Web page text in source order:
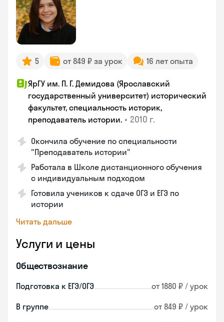
5 от 849 ₽ за урок 16 лет опыта
ЯрГУ им. П. Г. Демидова (Ярославский
государственный университет) исторический
факультет, специальность историк,
преподаватель истории. • 2010 г.
Окончила обучение по специальности
"Преподаватель истории"
Работала в Школе дистанционного обучения
с индивидуальным подходом
Готовила учеников к сдаче ОГЭ и ЕГЭ по
истории
Читать дальше
Услуги и цены
Обществознание
Подготовка к ЕГЭ/ОГЭ от 1880 ₽ / урок
В группе от 849 ₽ / урок